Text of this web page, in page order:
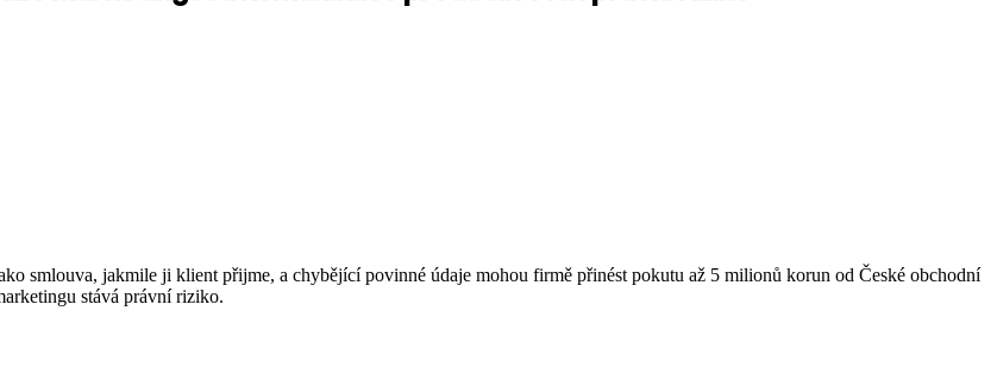
smlouva, jakmile ji klient přijme, a chybějící povinné údaje mohou firmě přinést pokutu až 5 milionů korun od České obchodní
stává právní riziko.